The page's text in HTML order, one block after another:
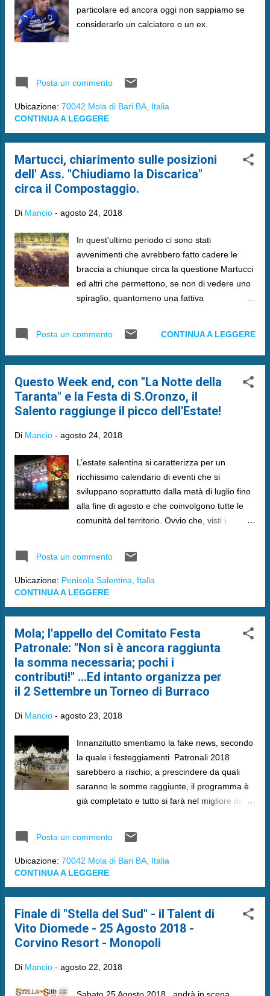
particolare ed ancora oggi non sappiamo se
considerarlo un calciatore o un ex.
Posta un commento
Ubicazione: 70042 Mola di Bari BA, Italia
CONTINUA A LEGGERE
Martucci, chiarimento sulle posizioni
dell' Ass. "Chiudiamo la Discarica"
circa il Compostaggio.
Di Mancio - agosto 24, 2018
In quest'ultimo periodo ci sono stati
avvenimenti che avrebbero fatto cadere le
braccia a chiunque circa la questione Martucci
ed altri che permettono, se non di vedere uno
spiraglio, quantomeno una fattiva
Posta un commento CONTINUA A LEGGERE
Questo Week end, con "La Notte della
Taranta" e la Festa di S.Oronzo, il
Salento raggiunge il picco dell'Estate!
Di Mancio - agosto 24, 2018
L’estate salentina si caratterizza per un
ricchissimo calendario di eventi che si
sviluppano soprattutto dalla metà di luglio fino
alla fine di agosto e che coinvolgono tutte le
comunità del territorio. Ovvio che, visti i
Posta un commento
Ubicazione: Penisola Salentina, Italia
CONTINUA A LEGGERE
Mola; l'appello del Comitato Festa
Patronale: "Non si è ancora raggiunta
la somma necessaria; pochi i
contributi!" ...Ed intanto organizza per
il 2 Settembre un Torneo di Burraco
Di Mancio - agosto 23, 2018
Innanzitutto smentiamo la fake news, secondo
la quale i festeggiamenti Patronali 2018
sarebbero a rischio; a prescindere da quali
saranno le somme raggiunte, il programma è
già completato e tutto si farà nel migliore dei
Posta un commento
Ubicazione: 70042 Mola di Bari BA, Italia
CONTINUA A LEGGERE
Finale di "Stella del Sud" - il Talent di
Vito Diomede - 25 Agosto 2018 -
Corvino Resort - Monopoli
Di Mancio - agosto 22, 2018